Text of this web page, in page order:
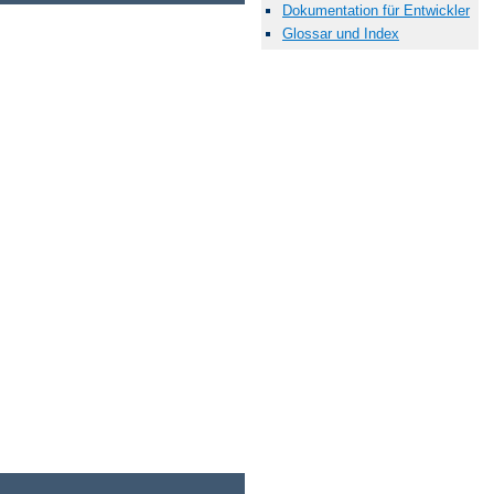
Dokumentation für Entwickler
Glossar und Index